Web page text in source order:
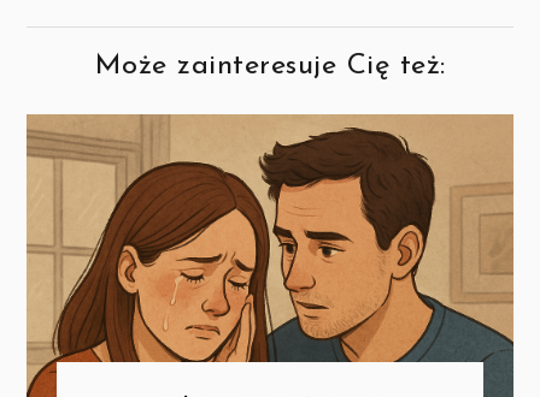
Może zainteresuje Cię też: